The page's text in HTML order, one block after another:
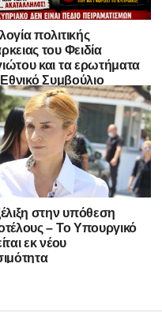
πολιτικής
του Φειδία
και τα ερωτήματα
Εθνικό Συμβούλιο
στην υπόθεση
– Το Υπουργικό
εκ νέου